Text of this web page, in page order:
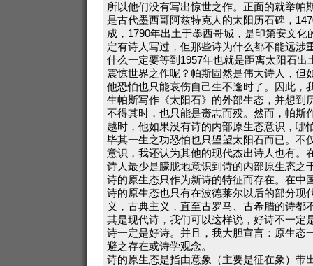
所以他们没有写出惊世之作。正面的就举帕
是古代墨西哥阿兹特克人的太阳历石碑，
成，1790年出土于墨西哥城，是印第安文
定有诗人写过，但那些诗为什么都不能远涉
什么一定要等到1957年也就是距离太阳石出
震惊世界之作呢？帕斯固然是伟大诗人，但
他恐怕也只能哀伤自己生不逢时了。因此，
生帕斯写作《太阳石》的外部生态，并想到
不得其时，也只能是赍志而殁。然而，帕斯
越时，他如果没有诗的内部原生态意识，哪
毕其一生之功恐怕也只望望太阳石而已。不
意识，我还认为其他的现代杰出诗人也有。
诗人最少是朦胧地意识到诗的内部原生态之
诗的原生态只作为新诗的特征而存在。在中
诗的原生态也只有在波德莱尔以后的部分现
义，古典主义，直至古罗马、古希腊的诗都
其是现代诗，我们可以这样说，好诗不一定
诗一定是好诗。并且，我大胆宣言：原生态
避之存在或诗学观念。
诗的原生态是指由意象（主要是征在象）带